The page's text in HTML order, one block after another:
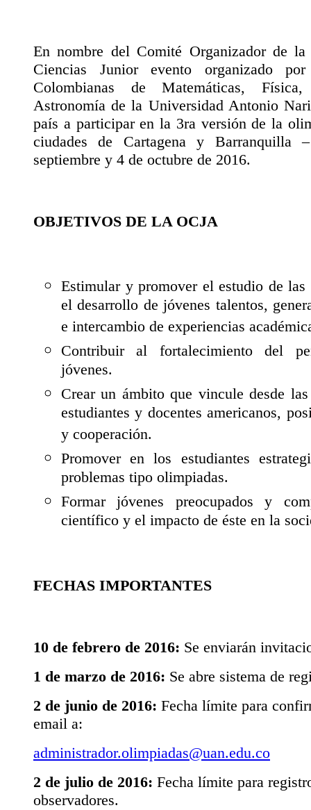
En nombre del Comité Organizador de
Ciencias Junior evento organizado
Colombianas de Matemáticas,
Astronomía de la Universidad Antonio
país a participar en la 3ra versión de la
ciudades de Cartagena y
septiembre y 4 de octubre de 2016.
OBJETIVOS DE LA OCJA
Estimular y promover el estudio de las
el desarrollo de jóvenes talentos,
e intercambio de experiencias
Contribuir al fortalecimiento del
jóvenes.
Crear un ámbito que vincule desde
estudiantes y docentes americanos,
y cooperación.
Promover en los estudiantes
problemas tipo olimpiadas.
Formar jóvenes preocupados y
científico y el impacto de éste en la
FECHAS IMPORTANTES
10 de febrero de 2016: Se enviarán
1 de marzo de 2016: Se abre sistema de
2 de junio de 2016: Fecha límite para
email a:
administrador.olimpiadas@uan.edu.co
2 de julio de 2016: Fecha límite para
observadores.